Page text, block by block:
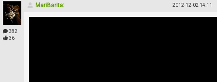
382
36
MariBarita: 2012-12-02 14:11